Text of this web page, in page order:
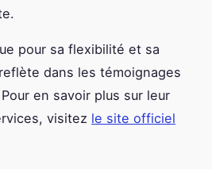
pour sa flexibilité et sa
dans les témoignages
en savoir plus sur leur
visitez le site officiel